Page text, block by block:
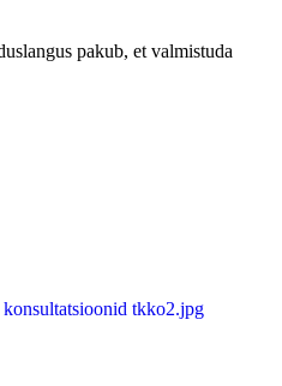
pakub, et valmistuda